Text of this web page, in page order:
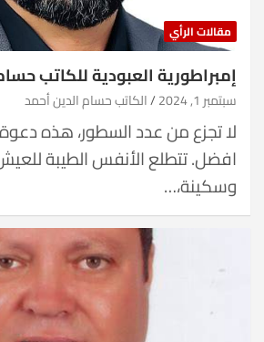
مقالات الرأي
إمبراطورية العبودية للكاتب
سبتمبر 1, 2024 الكاتب حسام الدين أحمد
لا تجزع من عدد السطور، هذه
افضل. تتطلع الأنفس الطيبة
وسكينة،…